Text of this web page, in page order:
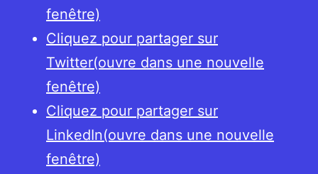
fenêtre)
Cliquez pour partager sur
Twitter(ouvre dans une nouvelle
fenêtre)
Cliquez pour partager sur
LinkedIn(ouvre dans une nouvelle
fenêtre)